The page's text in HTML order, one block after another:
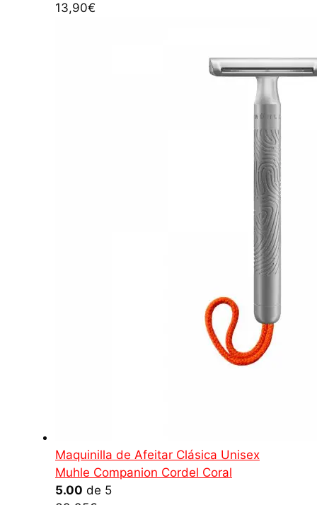
13,90€
Maquinilla de Afeitar Clásica Unisex
Muhle Companion Cordel Coral
5.00 de 5